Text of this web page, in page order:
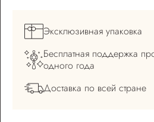
Эксклюзивная упаковка
Бесплатная поддержка
одного года
Доставка по всей стране